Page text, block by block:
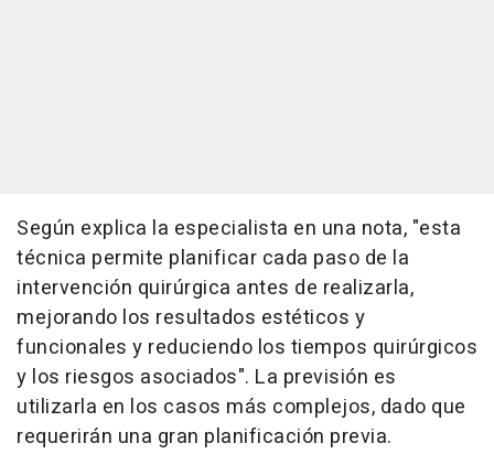
Según explica la especialista en una nota, "esta
técnica permite planificar cada paso de la
intervención quirúrgica antes de realizarla,
mejorando los resultados estéticos y
funcionales y reduciendo los tiempos quirúrgicos
y los riesgos asociados". La previsión es
utilizarla en los casos más complejos, dado que
requerirán una gran planificación previa.